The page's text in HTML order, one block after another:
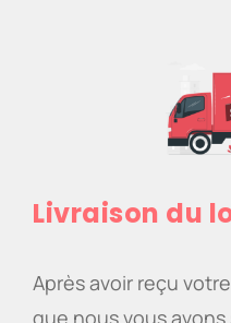
Livraison du
Après avoir reçu
que nous vous